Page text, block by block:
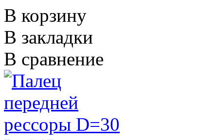
В корзину
В закладки
В сравнение